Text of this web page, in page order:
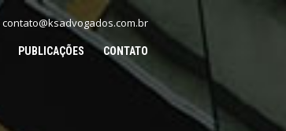
contato@ksadvogados.com.br
PUBLICAÇÕES CONTATO